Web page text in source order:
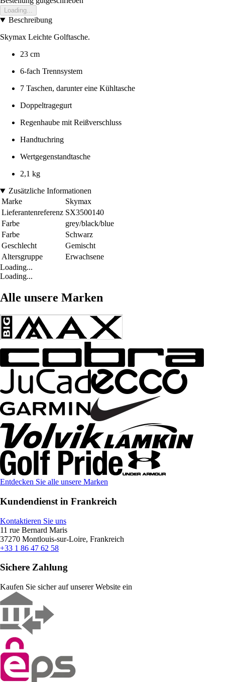
Loading...
Beschreibung
Skymax Leichte Golftasche.
23 cm
6-fach Trennsystem
7 Taschen, darunter eine Kühltasche
Doppeltragegurt
Regenhaube mit Reißverschluss
Handtuchring
Wertgegenstandtasche
2,1 kg
Zusätzliche Informationen
Marke
Skymax
Lieferantenreferenz SX3500140
Farbe
grey/black/blue
Farbe
Schwarz
Geschlecht
Gemischt
Altersgruppe
Erwachsene
Loading...
Loading...
Alle unsere Marken
Entdecken Sie alle unsere Marken
Kundendienst in Frankreich
Kontaktieren Sie uns
11 rue Bernard Maris
37270 Montlouis-sur-Loire, Frankreich
+33 1 86 47 62 58
Sichere Zahlung
Kaufen Sie sicher auf unserer Website ein